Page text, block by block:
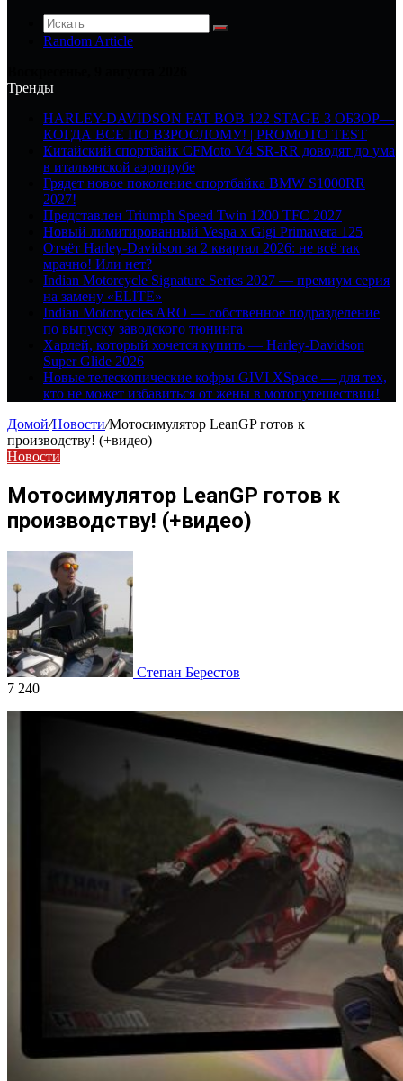
Random Article
Тренды
HARLEY-DAVIDSON FAT BOB 122 STAGE 3 ОБЗОР—
КОГДА ВСЕ ПО ВЗРОСЛОМУ! | PROMOTO TEST
Китайский спортбайк CFMoto V4 SR-RR доводят до ума
в итальянской аэротрубе
Грядет новое поколение спортбайка BMW S1000RR
2027!
Представлен Triumph Speed Twin 1200 TFC 2027
Новый лимитированный Vespa x Gigi Primavera 125
Отчёт Harley-Davidson за 2 квартал 2026: не всё так
мрачно! Или нет?
Indian Motorcycle Signature Series 2027 — премиум серия
на замену «ELITE»
Indian Motorcycles ARO — собственное подразделение
по выпуску заводского тюнинга
Харлей, который хочется купить — Harley-Davidson
Super Glide 2026
Новые телескопические кофры GIVI XSpace — для тех,
кто не может избавиться от жены в мотопутешествии!
Домой/Новости/Мотосимулятор LeanGP готов к
производству! (+видео)
Новости
Мотосимулятор LeanGP готов к
производству! (+видео)
Степан Берестов
7 240